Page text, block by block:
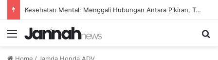
Kesehatan Mental: Menggali Hubungan Antara Pikiran, Tubuh, dan Emosi secara Mendalam
Menu